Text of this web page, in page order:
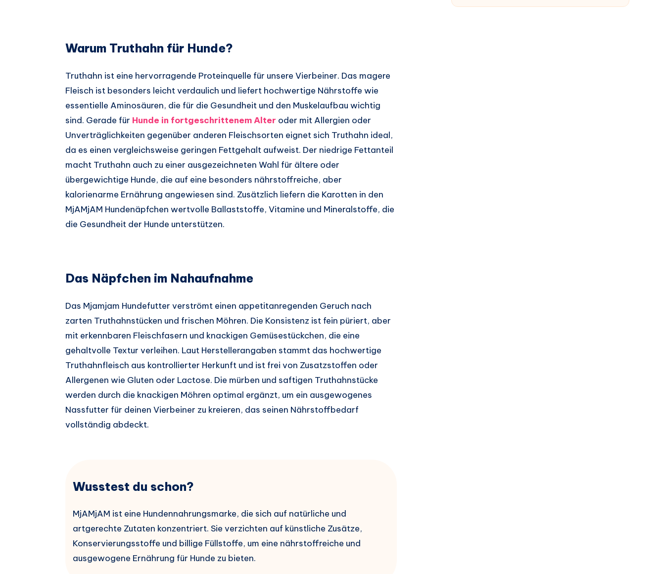
Warum Truthahn für Hunde?
Truthahn ist eine hervorragende Proteinquelle für unsere Vierbeiner. Das magere
Fleisch ist besonders leicht verdaulich und liefert hochwertige Nährstoffe wie
essentielle Aminosäuren, die für die Gesundheit und den Muskelaufbau wichtig
sind. Gerade für Hunde in fortgeschrittenem Alter oder mit Allergien oder
Unverträglichkeiten gegenüber anderen Fleischsorten eignet sich Truthahn ideal,
da es einen vergleichsweise geringen Fettgehalt aufweist. Der niedrige Fettanteil
macht Truthahn auch zu einer ausgezeichneten Wahl für ältere oder
übergewichtige Hunde, die auf eine besonders nährstoffreiche, aber
kalorienarme Ernährung angewiesen sind. Zusätzlich liefern die Karotten in den
MjAMjAM Hundenäpfchen wertvolle Ballaststoffe, Vitamine und Mineralstoffe, die
die Gesundheit der Hunde unterstützen.
Das Näpfchen im Nahaufnahme
Das Mjamjam Hundefutter verströmt einen appetitanregenden Geruch nach
zarten Truthahnstücken und frischen Möhren. Die Konsistenz ist fein püriert, aber
mit erkennbaren Fleischfasern und knackigen Gemüsestückchen, die eine
gehaltvolle Textur verleihen. Laut Herstellerangaben stammt das hochwertige
Truthahnfleisch aus kontrollierter Herkunft und ist frei von Zusatzstoffen oder
Allergenen wie Gluten oder Lactose. Die mürben und saftigen Truthahnstücke
werden durch die knackigen Möhren optimal ergänzt, um ein ausgewogenes
Nassfutter für deinen Vierbeiner zu kreieren, das seinen Nährstoffbedarf
vollständig abdeckt.
Wusstest du schon?
MjAMjAM ist eine Hundennahrungsmarke, die sich auf natürliche und
artgerechte Zutaten konzentriert. Sie verzichten auf künstliche Zusätze,
Konservierungsstoffe und billige Füllstoffe, um eine nährstoffreiche und
ausgewogene Ernährung für Hunde zu bieten.